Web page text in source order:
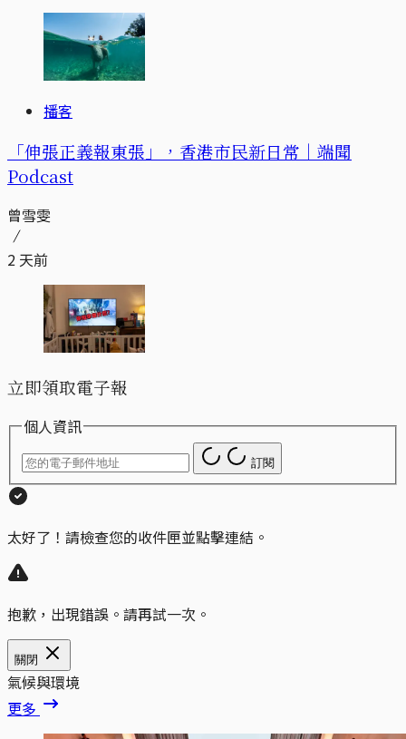
播客
「伸張正義報東張」，香港市民新日常｜端聞
Podcast
曾雪雯
2 天前
立即領取電子報
個人資訊
訂閱
太好了！請檢查您的收件匣並點擊連結。
抱歉，出現錯誤。請再試一次。
關閉
氣候與環境
更多